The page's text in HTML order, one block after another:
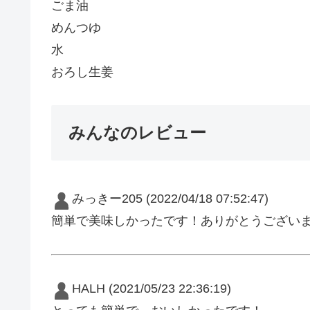
ごま油
めんつゆ
水
おろし生姜
みんなのレビュー
みっきー205 (2022/04/18 07:52:47)
簡単で美味しかったです！ありがとうござい
HALH (2021/05/23 22:36:19)